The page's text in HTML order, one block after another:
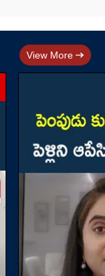
View More